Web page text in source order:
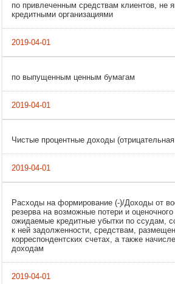
по привлеченным средствам клиентов, не
кредитными организациями
по выпущенным ценным бумагам
Чистые процентные доходы
Расходы на формирование (-)/Доходы от
резерва на возможные потери и
ожидаемые кредитные убытки по ссудам,
к ней задолженности, средствам,
корреспондентских счетах, а также
доходам